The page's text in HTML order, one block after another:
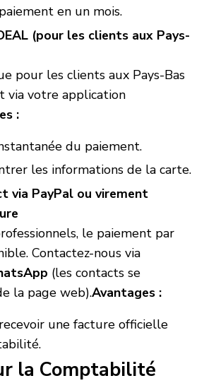
en un mois.
(pour les clients aux Pays-
pour les clients aux Pays-Bas
votre application
:
du paiement.
les informations de la carte.
via PayPal ou virement
le paiement par
Contactez-nous via
(les contacts se
la page web).Avantages :
une facture officielle
la Comptabilité